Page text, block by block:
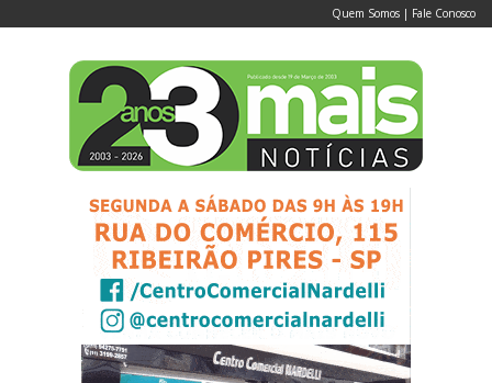
Quem Somos | Fale Conosco